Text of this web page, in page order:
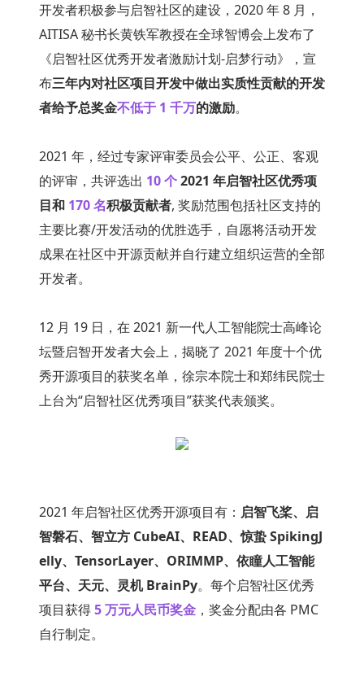
开发者积极参与启智社区的建设，2020 年 8 月，
AITISA 秘书长黄铁军教授在全球智博会上发布了
《启智社区优秀开发者激励计划-启梦行动》，宣
布三年内对社区项目开发中做出实质性贡献的开发
者给予总奖金不低于 1 千万的激励。
2021 年，经过专家评审委员会公平、公正、客观
的评审，共评选出 10 个 2021 年启智社区优秀项
目和 170 名积极贡献者, 奖励范围包括社区支持的
主要比赛/开发活动的优胜选手，自愿将活动开发
成果在社区中开源贡献并自行建立组织运营的全部
开发者。
12 月 19 日，在 2021 新一代人工智能院士高峰论
坛暨启智开发者大会上，揭晓了 2021 年度十个优
秀开源项目的获奖名单，徐宗本院士和郑纬民院士
上台为“启智社区优秀项目”获奖代表颁奖。
2021 年启智社区优秀开源项目有： 启智飞桨、启
智磐石、智立方 CubeAI、READ、惊蛰 SpikingJ
elly、TensorLayer、ORIMMP、依瞳人工智能
平台、天元、灵机 BrainPy。每个启智社区优秀
项目获得 5 万元人民币奖金 ，奖金分配由各 PMC
自行制定。